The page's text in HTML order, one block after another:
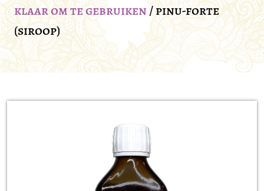
klaar om te gebruiken/pinu-forte
(siroop)